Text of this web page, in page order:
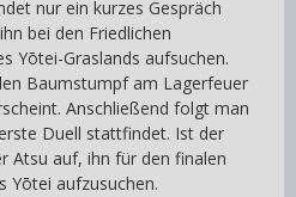
nur ein kurzes Gespräch
bei den Friedlichen
Yōtei-Graslands aufsuchen.
Baumstumpf am Lagerfeuer
Anschließend folgt man
Duell stattfindet. Ist der
Atsu auf, ihn für den finalen
Yōtei aufzusuchen.